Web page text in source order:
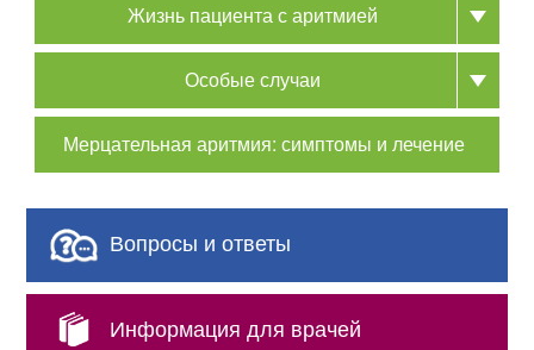
Жизнь пациента с аритмией
Особые случаи
Мерцательная аритмия: симптомы и лечение
Вопросы и ответы
Информация для врачей